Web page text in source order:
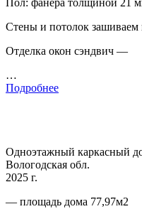
Пол: фанера толщиной 21
Стены и потолок зашиваем
Отделка окон сэндвич —
…
Подробнее
Одноэтажный каркасный
Вологодская обл.
2025 г.
— площадь дома 77,97м2